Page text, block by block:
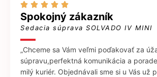
    
Spokojný zákazník
Sedacia súprava SOLVADO IV MINI
„Chceme sa Vám veľmi poďakovať za
súpravu,perfektná komunikácia a
milý kuriér. Objednávali sme si u Vás už